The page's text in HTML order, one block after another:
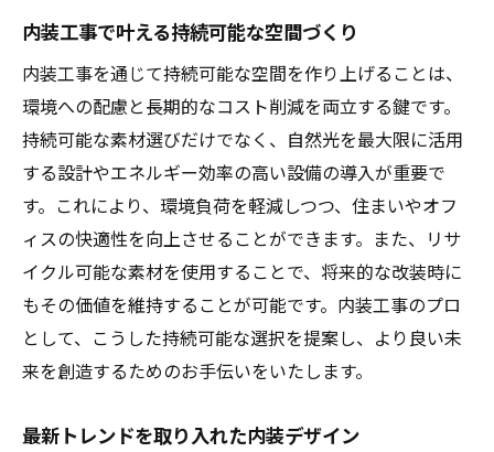
テップ
素材選びとコスト管理のポイント
施工前の準備とスケジューリング
現場施工中のモニタリングの重要性
品質を保証するための検査プロセス
完成後のフィードバックを活かす方法
内装工事で叶える持続可能な空間づくり
内装工事を通じて持続可能な空間を作り上げることは、
環境への配慮と長期的なコスト削減を両立する鍵です。
持続可能な素材選びだけでなく、自然光を最大限に活用
する設計やエネルギー効率の高い設備の導入が重要で
す。これにより、環境負荷を軽減しつつ、住まいやオフ
ィスの快適性を向上させることができます。また、リサ
イクル可能な素材を使用することで、将来的な改装時に
もその価値を維持することが可能です。内装工事のプロ
として、こうした持続可能な選択を提案し、より良い未
来を創造するためのお手伝いをいたします。
最新トレンドを取り入れた内装デザイン